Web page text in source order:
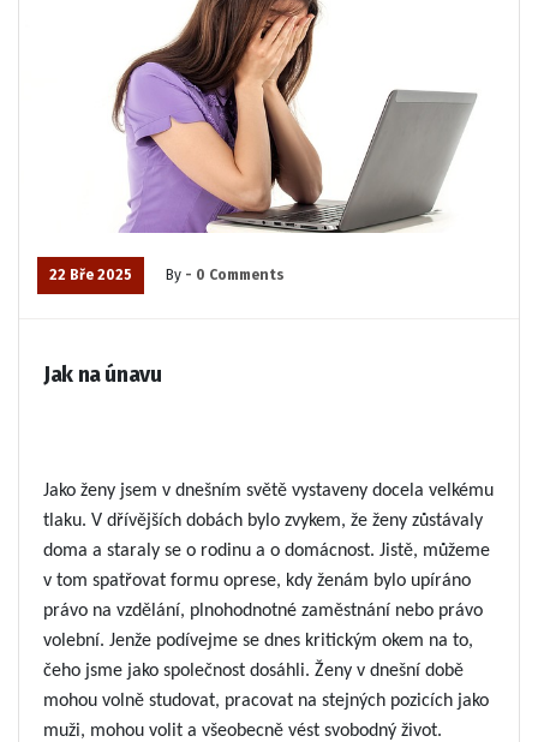
22 Bře 2025 By - 0 Comments
Jak na únavu
Jako ženy jsem v dnešním světě vystaveny docel a velkému
tlaku. V dřívějších dobách bylo zvykem, že ženy zůstávaly
doma a staraly se o rodinu a o domácnost. Jistě, můžeme
v tom spatřovat formu oprese, kdy ženám bylo upíráno
právo na vzdělání, plnohodnotné zaměstnání nebo právo
volební. Jenže podívejme se dnes kritickým okem na to,
čeho jsme jako společnost dosáhli. Ženy v dnešní době
mohou volně studovat, pracovat na stejných pozicích jako
muži, mohou volit a všeobecně vést svobodný život.